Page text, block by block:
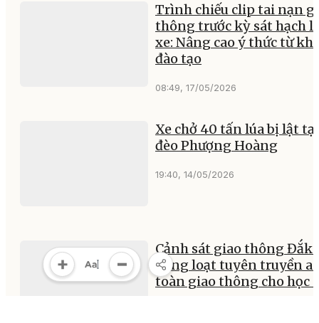
Trình chiếu clip tai nạn
thông trước kỳ sát hạch
xe: Nâng cao ý thức từ
đào tạo
08:49, 17/05/2026
Xe chở 40 tấn lúa bị lật tại
đèo Phượng Hoàng
19:40, 14/05/2026
Cảnh sát giao thông Đắk
đồng loạt tuyên truyền
toàn giao thông cho học